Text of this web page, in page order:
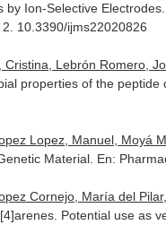
Ion-Selective
2. 10.3390/ijms22020826
Lebrón Romero,
properties of the peptide
Lopez, Manuel, Moyá
Material. En:
Cornejo, María del
Potential use as